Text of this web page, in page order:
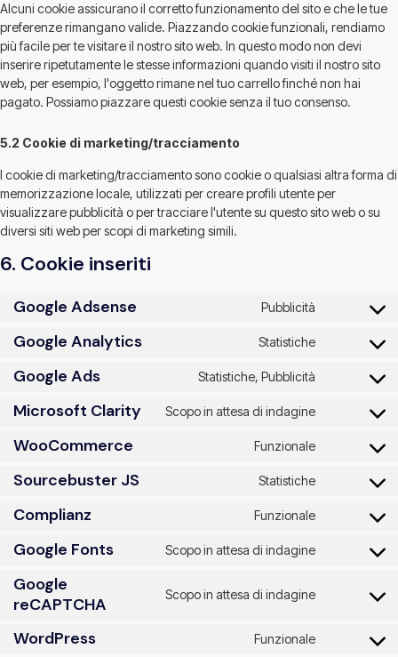
Alcuni cookie assicurano il corretto funzionamento del sito e che le tue
preferenze rimangano valide. Piazzando cookie funzionali, rendiamo
più facile per te visitare il nostro sito web. In questo modo non devi
inserire ripetutamente le stesse informazioni quando visiti il nostro sito
web, per esempio, l'oggetto rimane nel tuo carrello finché non hai
pagato. Possiamo piazzare questi cookie senza il tuo consenso.
5.2 Cookie di marketing/tracciamento
I cookie di marketing/tracciamento sono cookie o qualsiasi altra forma di
memorizzazione locale, utilizzati per creare profili utente per
visualizzare pubblicità o per tracciare l'utente su questo sito web o su
diversi siti web per scopi di marketing simili.
6. Cookie inseriti
Google Adsense Pubblicità
Google Analytics Statistiche
Google Ads Statistiche, Pubblicità
Microsoft Clarity Scopo in attesa di indagine
WooCommerce Funzionale
Sourcebuster JS Statistiche
Complianz Funzionale
Google Fonts Scopo in attesa di indagine
Google
reCAPTCHA
Scopo in attesa di indagine
WordPress Funzionale